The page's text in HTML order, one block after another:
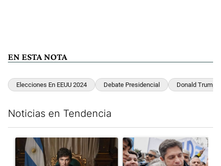
EN ESTA NOTA
Elecciones En EEUU 2024 Debate Presidencial Donald Trump
Noticias en Tendencia
Un artículo de tendencia con el título "Milei, listo para 'atajar'
Un artículo de tendencia con